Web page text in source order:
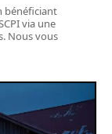
bénéficiant
via une
Nous vous